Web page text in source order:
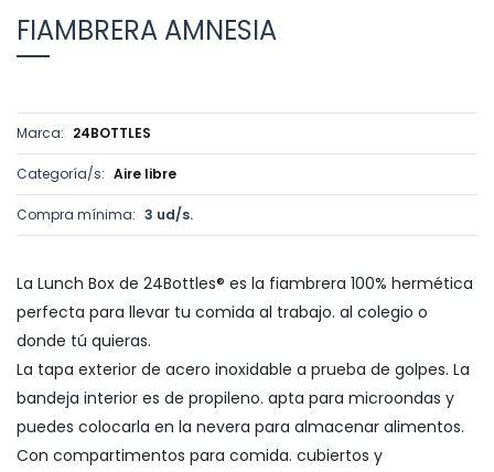
FIAMBRERA AMNESIA
Marca: 24BOTTLES
Categoría/s: Aire libre
Compra mínima: 3 ud/s.
La Lunch Box de 24Bottles® es la fiambrera 100% hermética
perfecta para llevar tu comida al trabajo. al colegio o
donde tú quieras.
La tapa exterior de acero inoxidable a prueba de golpes. La
bandeja interior es de propileno. apta para microondas y
puedes colocarla en la nevera para almacenar alimentos.
Con compartimentos para comida. cubiertos y